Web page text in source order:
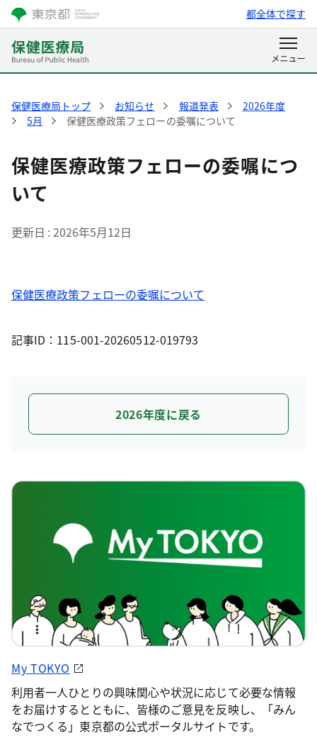
都全体で探す
保健医療局トップ お知らせ 報道発表
2026年度
5月
保健医療政策フェローの委嘱について
保健医療政策フェローの委嘱につ
いて
更新日 2026年5月12日
保健医療政策フェローの委嘱について
記事ID：115-001-20260512-019793
2026年度に戻る
My TOKYO
利用者一人ひとりの興味関心や状況に応じて必要な情報
をお届けするとともに、皆様のご意見を反映し、「みん
なでつくる」東京都の公式ポータルサイトです。